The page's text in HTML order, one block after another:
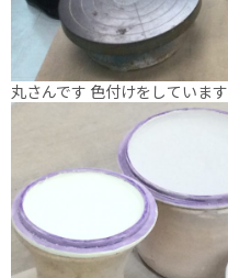
丸さんです 色付けをしています